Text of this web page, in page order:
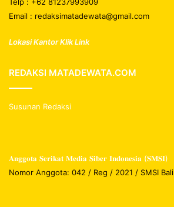
Email : redaksimatadewata@gmail.com
Lokasi Kantor Klik Link
REDAKSI MATADEWATA.COM
Susunan Redaksi
𝐀𝐧𝐠𝐠𝐨𝐭𝐚 𝐒𝐞𝐫𝐢𝐤𝐚𝐭 𝐌𝐞𝐝𝐢𝐚 𝐒𝐢𝐛𝐞𝐫 𝐈𝐧𝐝𝐨𝐧𝐞𝐬𝐢𝐚 (𝐒𝐌𝐒𝐈)
Nomor Anggota: 042 / Reg / 2021 / SMSI Bali